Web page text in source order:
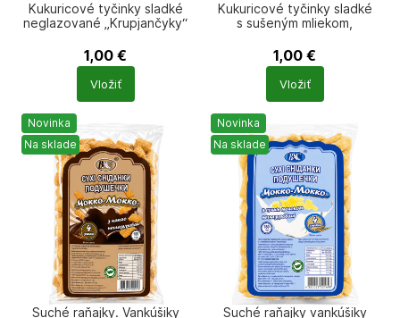
Kukuricové tyčinky sladké
neglazované „Krupjančyky“
1,00 €
Počet
produktů
Vložiť
Kukuricové tyčinky sladké
s sušeným mliekom,
100 g BXC
1,00 €
Počet
produktů
Vložiť
Novinka
Na sklade
Suché raňajky. Vankúšiky
Novinka
Na sklade
Suché raňajky vankúšiky